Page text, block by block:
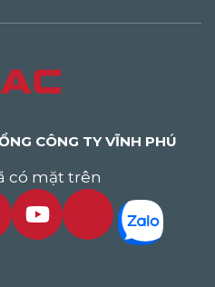
CÔNG TY VĨNH PHÚ
có mặt trên